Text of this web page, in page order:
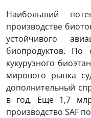
Наибольший
производстве
устойчивого
биопродуктов. По
кукурузного
мирового рынка
дополнительный
в год. Еще 1,7
производство SAF